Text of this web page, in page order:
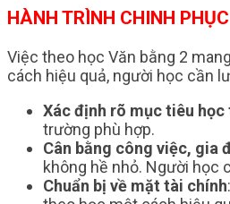
HÀNH TRÌNH CHINH
Việc theo học Văn bằng 2
cách hiệu quả, người học cần
Xác định rõ mục tiêu học
trường phù hợp.
Cân bằng công việc, gia
không hề nhỏ. Người học
Chuẩn bị về mặt tài chính